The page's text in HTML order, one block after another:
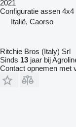
2021
Configuratie assen 4x4
Italië, Caorso
Ritchie Bros (Italy) Srl
Sinds 13 jaar bij
Contact opnemen met